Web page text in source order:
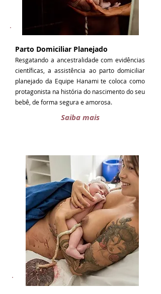
Parto Domiciliar Planejado
Resgatando a ancestralidade com evidências
científicas, a assistência ao parto domiciliar
planejado da Equipe Hanami te coloca como
protagonista na história do nascimento do seu
bebê, de forma segura e amorosa.
Saiba mais